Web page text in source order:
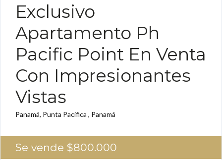
Exclusivo
Apartamento Ph
Pacific Point En Venta
Con Impresionantes
Vistas
Panamá, Punta Pacífica , Panamá
Se vende $800.000